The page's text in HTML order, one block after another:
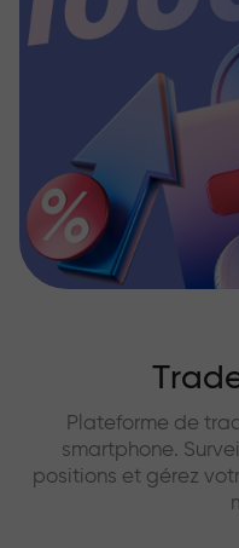
Plateforme de
smartphone.
positions et gérez